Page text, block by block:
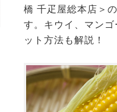
橋 千疋屋総本店＞
す。キウイ、マンゴ
ット方法も解説！